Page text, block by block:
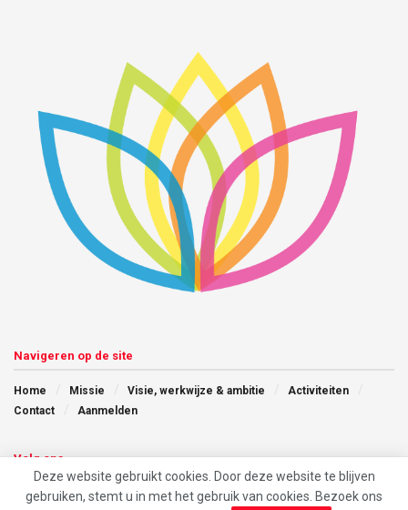
Navigeren op de site
Home Missie Visie, werkwijze & ambitie
Activiteiten
Contact
Aanmelden
Volg ons
Deze website gebruikt cookies. Door deze website te blijven
gebruiken, stemt u in met het gebruik van cookies. Bezoek ons